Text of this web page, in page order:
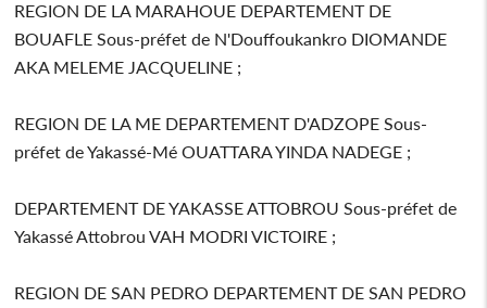
REGION DE LA MARAHOUE DEPARTEMENT DE
BOUAFLE Sous-préfet de N'Douffoukankro DIOMANDE
AKA MELEME JACQUELINE ;
REGION DE LA ME DEPARTEMENT D'ADZOPE Sous-
préfet de Yakassé-Mé OUATTARA YINDA NADEGE ;
DEPARTEMENT DE YAKASSE ATTOBROU Sous-préfet de
Yakassé Attobrou VAH MODRI VICTOIRE ;
REGION DE SAN PEDRO DEPARTEMENT DE SAN PEDRO